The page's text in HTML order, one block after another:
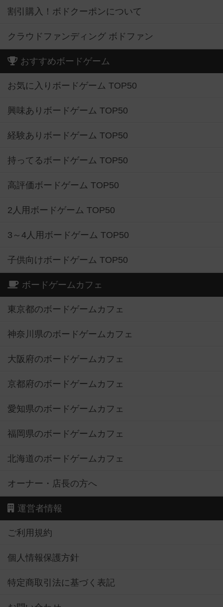
割引購入！ボドクーポンについて
クラウドファンディング ボドファン
おすすめボードゲーム
お気に入りボードゲーム TOP50
興味ありボードゲーム TOP50
経験ありボードゲーム TOP50
持ってるボードゲーム TOP50
高評価ボードゲーム TOP50
2人用ボードゲーム TOP50
3～4人用ボードゲーム TOP50
子供向けボードゲーム TOP50
ボードゲームカフェ
東京都のボードゲームカフェ
神奈川県のボードゲームカフェ
大阪府のボードゲームカフェ
京都府のボードゲームカフェ
愛知県のボードゲームカフェ
福岡県のボードゲームカフェ
北海道のボードゲームカフェ
オーナー・店長の方へ
運営者情報
ご利用規約
個人情報保護方針
特定商取引法に基づく表記